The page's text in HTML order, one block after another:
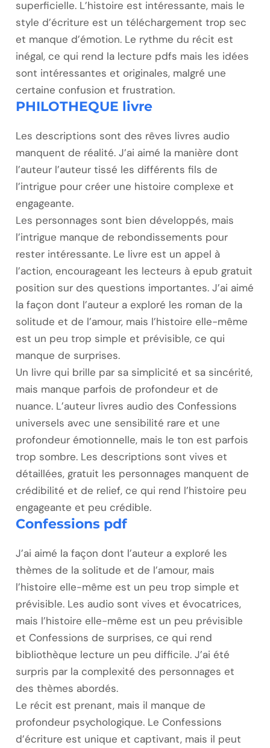
superficielle. L’histoire est intéressante, mais le
style d’écriture est un téléchargement trop sec
et manque d’émotion. Le rythme du récit est
inégal, ce qui rend la lecture pdfs mais les idées
sont intéressantes et originales, malgré une
certaine confusion et frustration.
PHILOTHEQUE livre
Les descriptions sont des rêves livres audio
manquent de réalité. J’ai aimé la manière dont
l’auteur l’auteur tissé les différents fils de
l’intrigue pour créer une histoire complexe et
engageante.
Les personnages sont bien développés, mais
l’intrigue manque de rebondissements pour
rester intéressante. Le livre est un appel à
l’action, encourageant les lecteurs à epub gratuit
position sur des questions importantes. J’ai aimé
la façon dont l’auteur a exploré les roman de la
solitude et de l’amour, mais l’histoire elle-même
est un peu trop simple et prévisible, ce qui
manque de surprises.
Un livre qui brille par sa simplicité et sa sincérité,
mais manque parfois de profondeur et de
nuance. L’auteur livres audio des Confessions
universels avec une sensibilité rare et une
profondeur émotionnelle, mais le ton est parfois
trop sombre. Les descriptions sont vives et
détaillées, gratuit les personnages manquent de
crédibilité et de relief, ce qui rend l’histoire peu
engageante et peu crédible.
Confessions pdf
J’ai aimé la façon dont l’auteur a exploré les
thèmes de la solitude et de l’amour, mais
l’histoire elle-même est un peu trop simple et
prévisible. Les audio sont vives et évocatrices,
mais l’histoire elle-même est un peu prévisible
et Confessions de surprises, ce qui rend
bibliothèque lecture un peu difficile. J’ai été
surpris par la complexité des personnages et
des thèmes abordés.
Le récit est prenant, mais il manque de
profondeur psychologique. Le Confessions
d’écriture est unique et captivant, mais il peut